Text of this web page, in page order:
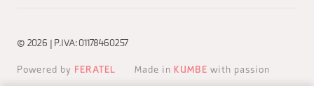
© 2026 | P.IVA: 01178460257
Powered by FERATEL Made in KUMBE with passion